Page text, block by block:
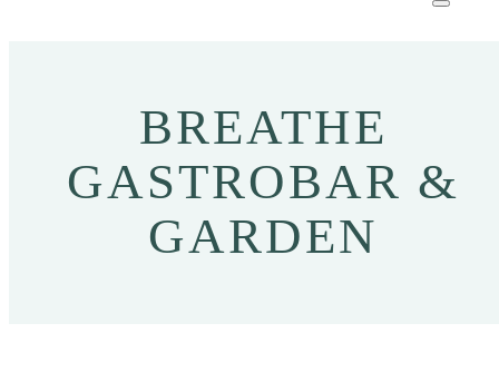
BREATHE
GASTROBAR &
GARDEN